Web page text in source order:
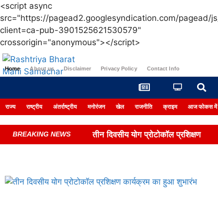
<script async
src="https://pagead2.googlesyndication.com/pagead/
client=ca-pub-3901525621530579"
crossorigin="anonymous"></script>
Home About us Disclaimer Privacy Policy Contact Info
राज्य राष्ट्रीय अंतर्राष्ट्रीय मनोरंजन खेल राजनीति क्राइम आज फोकस में
BREAKING NEWS तीन दिवसीय योग प्रोटोकॉल प्रशिक्षण